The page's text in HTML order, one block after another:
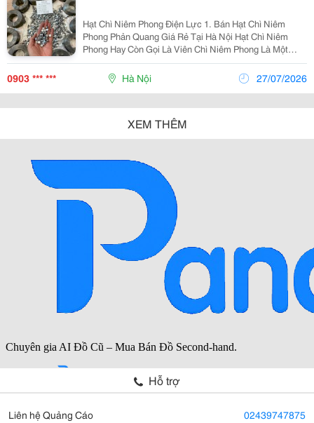
Hạt Chì Niêm Phong Điện Lực 1. Bán Hạt Chì Niêm
Phong Phản Quang Giá Rẻ Tại Hà Nội Hạt Chì Niêm
Phong Hay Còn Gọi Là Viên Chì Niêm Phong Là Một
Trong Các Sản Phẩm Được Công Ty Tnhh Công Nghiệp
H Việt Nam Sản Xuất Từ Chì Nguyên Chất . Công Ty...
0903 *** *** Hà Nội 27/07/2026
XEM THÊM
Hỗ trợ
Liên hệ Quảng Cáo 02439747875